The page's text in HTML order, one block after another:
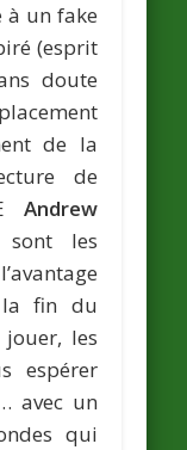
à un fake
(esprit
doute
de la
de
Andrew
les
la fin du
jouer, les
espérer
avec un
qui